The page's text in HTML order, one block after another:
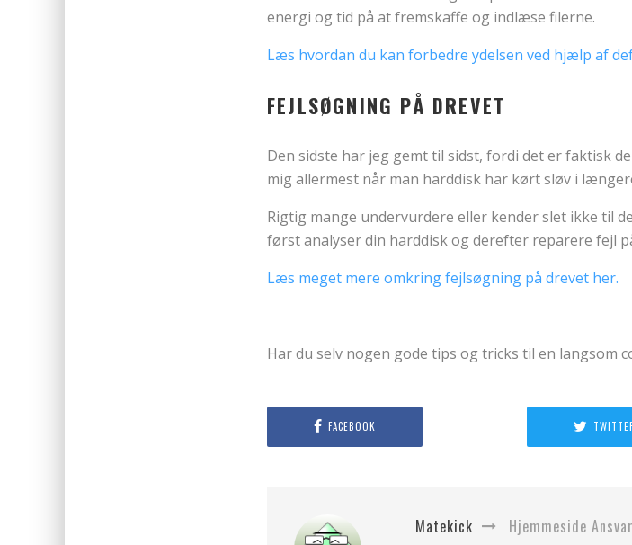
energi og tid på at fremskaffe og indlæse filerne.
Læs hvordan du kan forbedre ydelsen ved hjælp af
FEJLSØGNING PÅ DREVET
Den sidste har jeg gemt til sidst, fordi det er faktisk
mig allermest når man harddisk har kørt sløv i
Rigtig mange undervurdere eller kender slet ikke til
først analyser din harddisk og derefter reparere fejl
Læs meget mere omkring fejlsøgning på drevet her.
Har du selv nogen gode tips og tricks til en langsom
FACEBOOK
Matekick Hjemmeside